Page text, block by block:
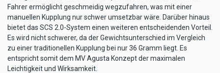
Fahrer ermöglicht geschmeidig wegzufahren, was mit einer
manuellen Kupplung nur schwer umsetzbar wäre. Darüber hinaus
bietet das SCS 2.0-System einen weiteren entscheidenden Vorteil.
Es wird nicht schwerer, da der Gewichtsunterschied im Vergleich
zu einer traditionellen Kupplung bei nur 36 Gramm liegt. Es
entspricht somit dem MV Agusta Konzept der maximalen
Leichtigkeit und Wirksamkeit.